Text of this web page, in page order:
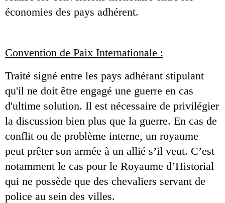
économies des pays adhérent.
Convention de Paix Internationale :
Traité signé entre les pays adhérant stipulant
qu'il ne doit être engagé une guerre en cas
d'ultime solution. Il est nécessaire de privilégier
la discussion bien plus que la guerre. En cas de
conflit ou de problème interne, un royaume
peut prêter son armée à un allié s’il veut. C’est
notamment le cas pour le Royaume d’Historial
qui ne possède que des chevaliers servant de
police au sein des villes.